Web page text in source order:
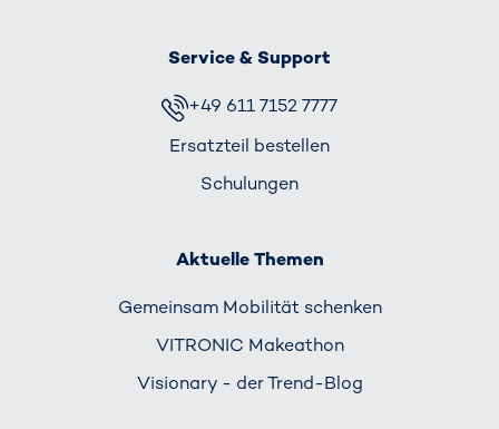
Service & Support
+49 611 7152 7777
Ersatzteil bestellen
Schulungen
Aktuelle Themen
Gemeinsam Mobilität schenken
VITRONIC Makeathon
Visionary - der Trend-Blog